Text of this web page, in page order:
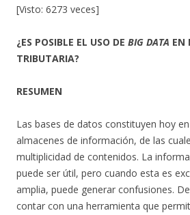
[Visto: 6273 veces]
¿ES POSIBLE EL USO DE BIG DATA EN
TRIBUTARIA?
RESUMEN
Las bases de datos constituyen hoy
almacenes de información, de las
multiplicidad de contenidos. La
puede ser útil, pero cuando esta es
amplia, puede generar confusiones.
contar con una herramienta que